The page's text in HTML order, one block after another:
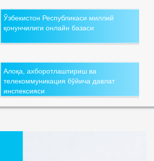
Ўзбекистон Республикаси миллий
қонунчилиги онлайн базаси
Алоқа, ахборотлаштириш ва
телекоммуникация бўйича давлат
инспексияси